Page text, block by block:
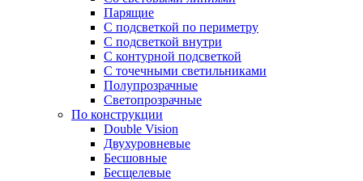
Парящие
С подсветкой по периметру
С подсветкой внутри
С контурной подсветкой
С точечными светильниками
Полупрозрачные
Светопрозрачные
По конструкции
Double Vision
Двухуровневые
Бесшовные
Бесщелевые